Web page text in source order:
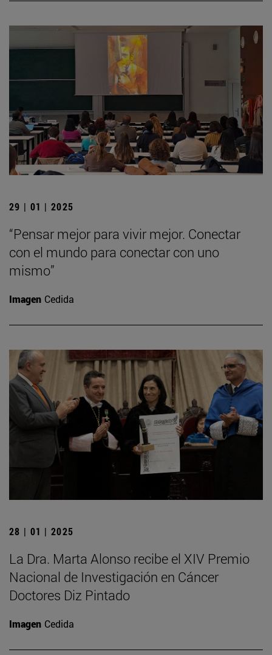
29 | 01 | 2025
“Pensar mejor para vivir mejor. Conectar
con el mundo para conectar con uno
mismo”
Imagen Cedida
28 | 01 | 2025
La Dra. Marta Alonso recibe el XIV Premio
Nacional de Investigación en Cáncer
Doctores Diz Pintado
Imagen Cedida